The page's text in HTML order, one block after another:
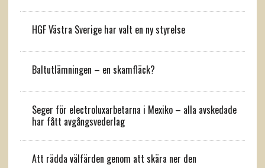
HGF Västra Sverige har valt en ny styrelse
Baltutlämningen – en skamfläck?
Seger för electroluxarbetarna i Mexiko – alla avskedade
har fått avgångsvederlag
Att rädda välfärden genom att skära ner den